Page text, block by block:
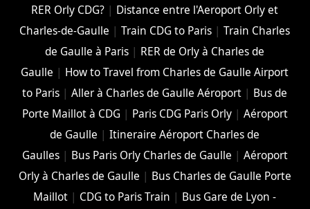
RER Orly CDG? | Distance entre l'Aeroport Orly et
Charles-de-Gaulle |Train CDG to Paris |Train Charles
de Gaulle à Paris | RER de Orly à Charles de
Gaulle | How to Travel from Charles de Gaulle Airport
to Paris |Aller à Charles de Gaulle Aéroport | Bus de
Porte Maillot à CDG | Paris CDG Paris Orly| Aéroport
de Gaulle |Itineraire Aéroport Charles de
Gaulles| Bus Paris Orly Charles de Gaulle | Aéroport
Orly à Charles de Gaulle | Bus Charles de Gaulle Porte
Maillot | CDG to Paris Train | Bus Gare de Lyon -